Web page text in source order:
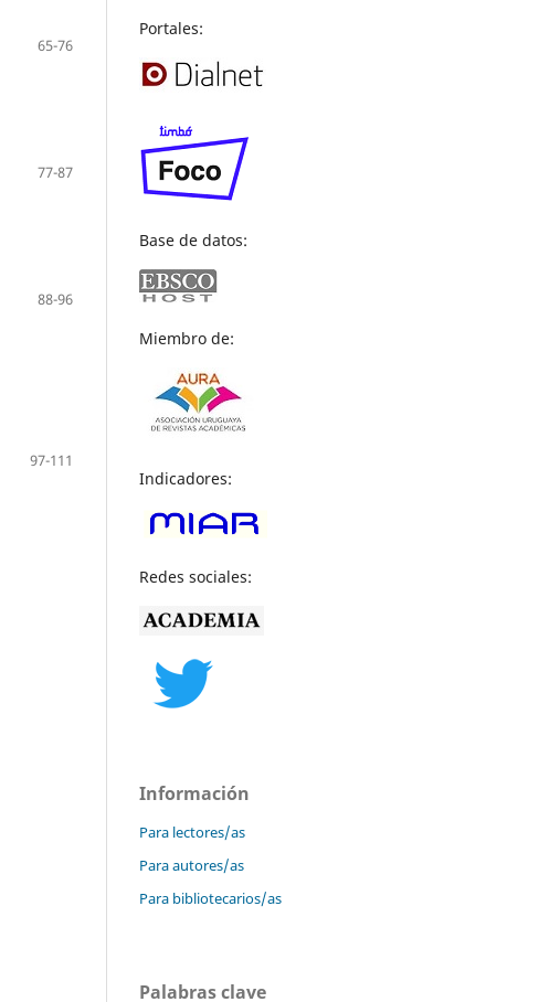
65-76
77-87
88-96
97-111
Portales:
Base de datos:
Miembro de:
Indicadores:
Redes sociales:
Información
Para lectores/as
Para autores/as
Para bibliotecarios/as
Palabras clave